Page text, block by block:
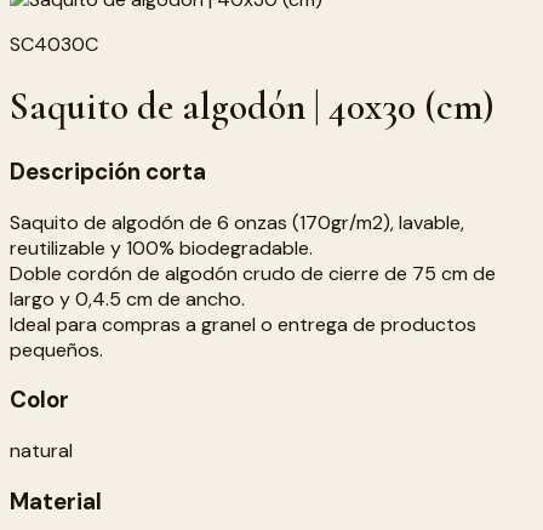
SC4030C
Saquito de algodón | 40x30 (cm)
Descripción corta
Saquito de algodón de 6 onzas (170gr/m2), lavable,
reutilizable y 100% biodegradable.
Doble cordón de algodón crudo de cierre de 75 cm de
largo y 0,4.5 cm de ancho.
Ideal para compras a granel o entrega de productos
pequeños.
Color
natural
Material